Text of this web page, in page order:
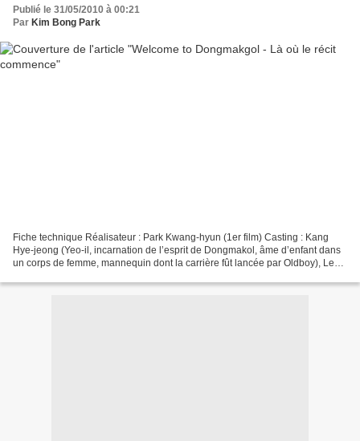
Publié le 31/05/2010 à 00:21
Par Kim Bong Park
Fiche technique Réalisateur : Park Kwang-hyun (1er film) Casting : Kang
Hye-jeong (Yeo-il, incarnation de l’esprit de Dongmakol, âme d’enfant dans
un corps de femme, mannequin dont la carrière fût lancée par Oldboy), Le